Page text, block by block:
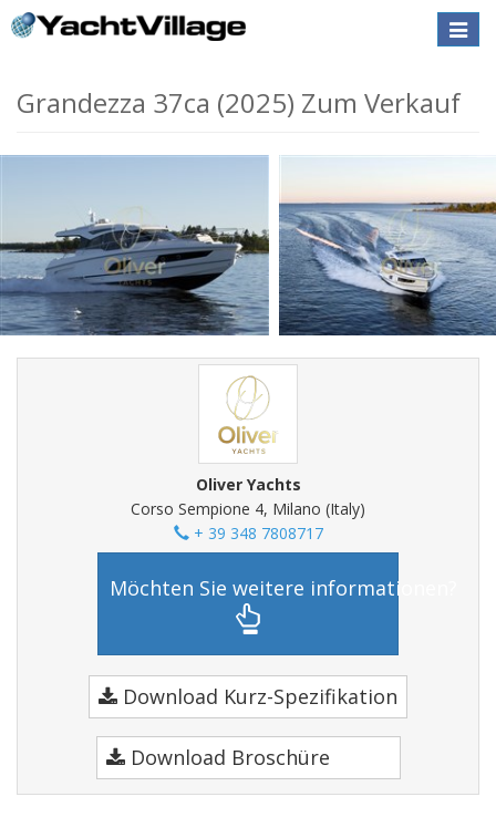
Toggle
Grandezza 37ca (2025) Zum Verkauf
Oliver Yachts
Corso Sempione 4, Milano (Italy)
+ 39 348 7808717
Möchten Sie weitere informationen?
Download Kurz-Spezifikation
Download Broschüre